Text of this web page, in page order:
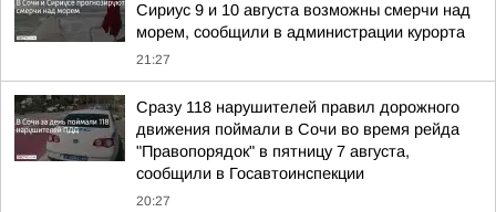
Сириус 9 и 10 августа возможны смерчи над
морем, сообщили в администрации курорта
21:27
Сразу 118 нарушителей правил дорожного
движения поймали в Сочи во время рейда
"Правопорядок" в пятницу 7 августа,
сообщили в Госавтоинспекции
20:27